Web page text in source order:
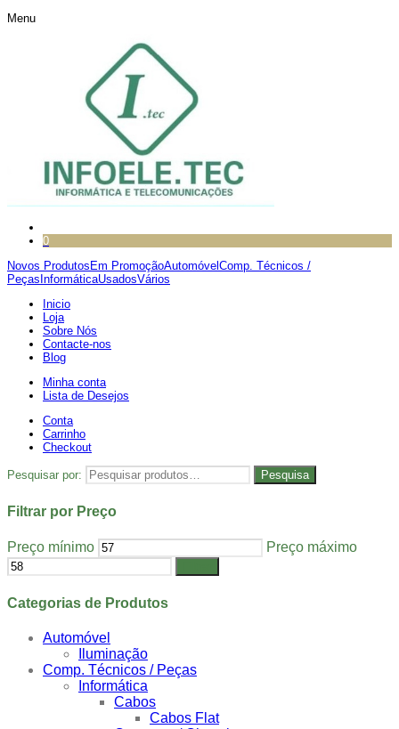
Menu
0
Novos Produtos Em PromoçãoAutomóvel Comp. Técnicos /
Peças InformáticaUsadosVários
Inicio
Loja
Sobre Nós
Contacte-nos
Blog
Minha conta
Lista de Desejos
Conta
Carrinho
Checkout
Pesquisar por: Pesquisa
Filtrar por Preço
Preço mínimo Preço máximo
Categorias de Produtos
Automóvel
Iluminação
Comp. Técnicos / Peças
Informática
Cabos
Cabos Flat